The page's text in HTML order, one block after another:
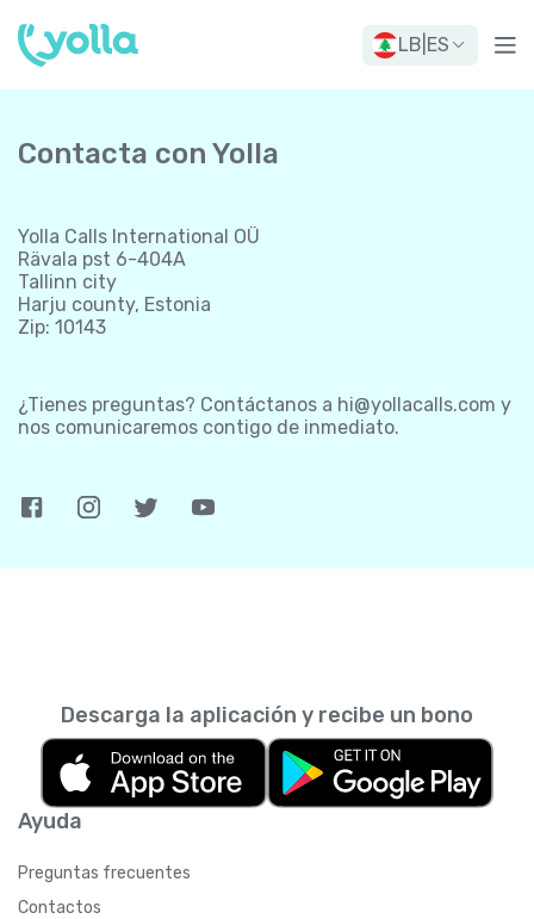
LB ES
Contacta con Yolla
Yolla Calls International OÜ
Rävala pst 6-404A
Tallinn city
Harju county, Estonia
Zip: 10143
¿Tienes preguntas? Contáctanos a hi@yollacalls.com y
nos comunicaremos contigo de inmediato.
Ayuda
Preguntas frecuentes
Contactos
Descarga la aplicación y recibe un bono